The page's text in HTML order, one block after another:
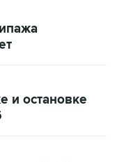
и остановке